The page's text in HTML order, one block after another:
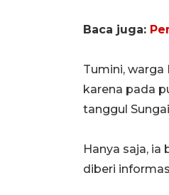
Baca juga:
Tumini, warga
karena pada
tanggul
Hanya saja,
diberi